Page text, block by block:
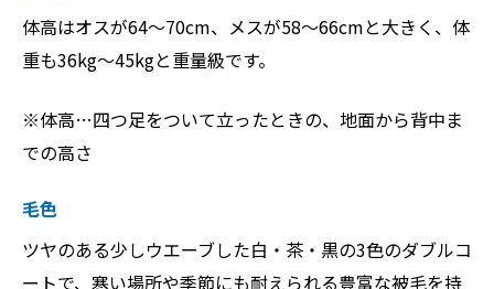
体高はオスが64〜70cm、メスが58〜66cmと大きく、体
重も36kg～45kgと重量級です。
※体高…四つ足をついて立ったときの、地面から背中ま
での高さ
毛色
ツヤのある少しウエーブした白・茶・黒の3色のダブルコ
ートで、寒い場所や季節にも耐えられる豊富な被毛を持